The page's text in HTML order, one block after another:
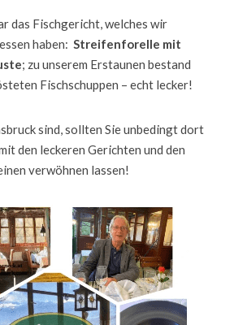
das Fischgericht, welches wir
haben: Streifenforelle mit
; zu unserem Erstaunen bestand
Fischschuppen – echt lecker!
sind, sollten Sie unbedingt dort
den leckeren Gerichten und den
verwöhnen lassen!